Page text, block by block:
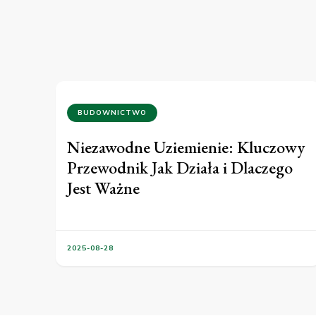
BUDOWNICTWO
Niezawodne Uziemienie: Kluczowy
Przewodnik Jak Działa i Dlaczego
Jest Ważne
2025-08-28